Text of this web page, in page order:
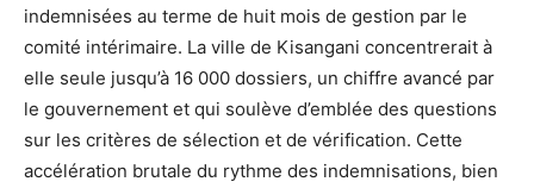
indemnisées au terme de huit mois de gestion par le
comité intérimaire. La ville de Kisangani concentrerait à
elle seule jusqu’à 16 000 dossiers, un chiffre avancé par
le gouvernement et qui soulève d’emblée des questions
sur les critères de sélection et de vérification. Cette
accélération brutale du rythme des indemnisations, bien